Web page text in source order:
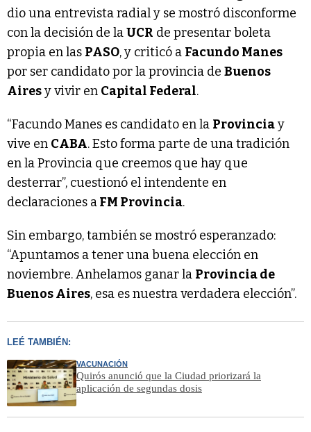
dio una entrevista radial y se mostró disconforme
con la decisión de laUCR de presentar boleta
propia en las PASO, y criticó a Facundo Manes
por ser candidato por la provincia de Buenos
Airesy vivir en Capital Federal.
“Facundo Manes es candidato en la Provinciay
vive en CABA. Esto forma parte de una tradición
en la Provincia que creemos que hay que
desterrar”, cuestionó el intendente en
declaraciones aFM Provincia.
Sin embargo, también se mostró esperanzado:
“Apuntamos a tener una buena elección en
noviembre. Anhelamos ganar la Provincia de
Buenos Aires, esa es nuestra verdadera elección”.
LEÉ TAMBIÉN:
VACUNACIÓN
Quirós anunció que la Ciudad priorizará la
aplicación de segundas dosis